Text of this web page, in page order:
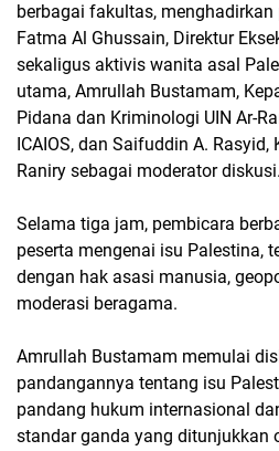
berbagai fakultas,
Fatma Al Ghussain, Direktur
sekaligus aktivis wanita asal
utama, Amrullah Bustamam,
Pidana dan Kriminologi UIN Ar-
ICAIOS, dan Saifuddin A. Rasyid,
Raniry sebagai moderator diskusi.
Selama tiga jam, pembicara
peserta mengenai isu Palestina,
dengan hak asasi manusia,
moderasi beragama.
Amrullah Bustamam memulai
pandangannya tentang isu
pandang hukum internasional
standar ganda yang ditunjukkan